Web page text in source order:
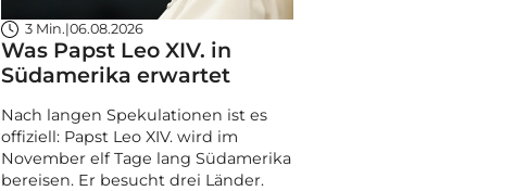
3 Min.|06.08.2026
Was Papst Leo XIV. in
Südamerika erwartet
Nach langen Spekulationen ist es
offiziell: Papst Leo XIV. wird im
November elf Tage lang Südamerika
bereisen. Er besucht drei Länder.